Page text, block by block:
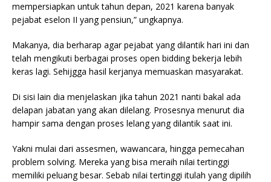
mempersiapkan untuk tahun depan, 2021 karena banyak
pejabat eselon II yang pensiun,” ungkapnya.
Makanya, dia berharap agar pejabat yang dilantik hari ini dan
telah mengikuti berbagai proses open bidding bekerja lebih
keras lagi. Sehijgga hasil kerjanya memuaskan masyarakat.
Di sisi lain dia menjelaskan jika tahun 2021 nanti bakal ada
delapan jabatan yang akan dilelang. Prosesnya menurut dia
hampir sama dengan proses lelang yang dilantik saat ini.
Yakni mulai dari assesmen, wawancara, hingga pemecahan
problem solving. Mereka yang bisa meraih nilai tertinggi
memiliki peluang besar. Sebab nilai tertinggi itulah yang dipilih